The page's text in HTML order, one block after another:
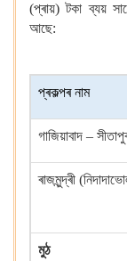
(প্ৰায়) টকা ব্যয়
আছে:
প্ৰকল্পৰ নাম
গাজিয়াবাদ –
ৰাজমুন্দ্ৰী
মুঠ